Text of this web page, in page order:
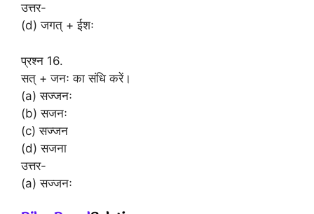
उत्तर-
(d) जगत् + ईशः
प्रश्न 16.
सत् + जनः का संधि करें।
(a) सज्जनः
(b) सजनः
(c) सज्जन
(d) सजना
उत्तर-
(a) सज्जनः